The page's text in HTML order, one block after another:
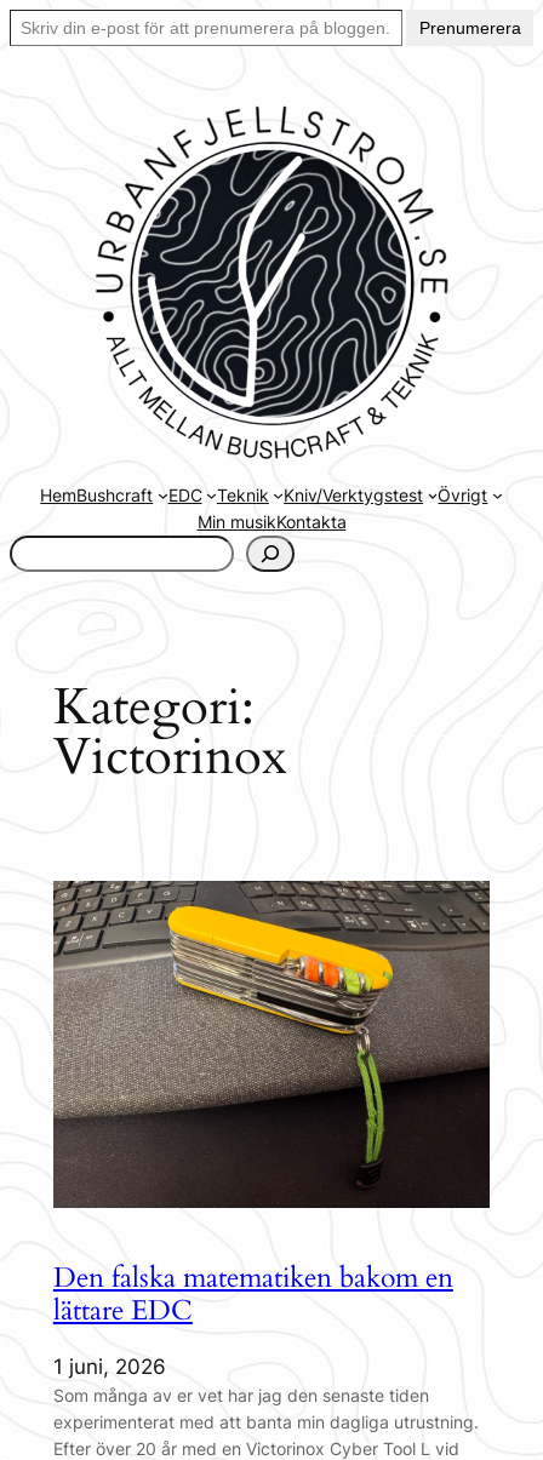
Hoppa
Skriv din e-post för att prenumerera på bloggen… Ett enkelt sätt att hålla sig uppdaterad automatiskt.
Prenumerera
HemBushcraft EDC Teknik Kniv/Verktygstest
Övrigt
Min musikKontakta
www.urbanfjellstrom.se/jamforelselistan/
Kategori:
Victorinox
Den falska matematiken bakom en
lättare EDC
1 juni, 2026
Som många av er vet har jag den senaste tiden
experimenterat med att banta min dagliga utrustning.
Efter över 20 år med en Victorinox Cyber Tool L vid